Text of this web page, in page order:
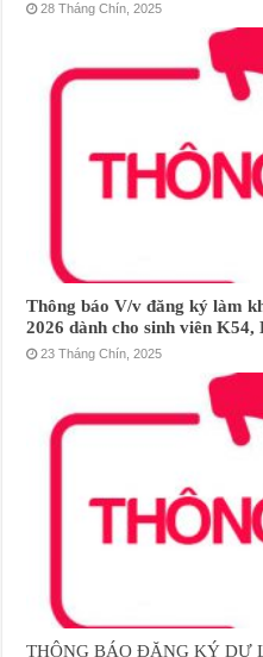
28 Tháng Chín, 2025
Thông báo V/v đăng ký làm
2026 dành cho sinh viên K54,
23 Tháng Chín, 2025
THÔNG BÁO ĐĂNG KÝ DỰ